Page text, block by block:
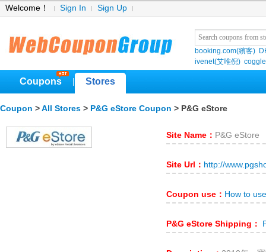
Welcome！ Sign In Sign Up
booking.com(繽客)
ivenet(艾唯倪)
Coupons Stores
Coupon > All Stores > P&G eStore Coupon > P&G eStore
Site Name： P&G eStore
Site Url： http://
Coupon use： How to
P&G eStore Shipping：